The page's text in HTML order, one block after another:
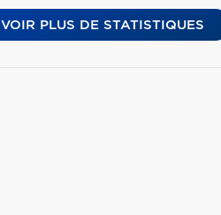
VOIR PLUS DE STATISTIQUES